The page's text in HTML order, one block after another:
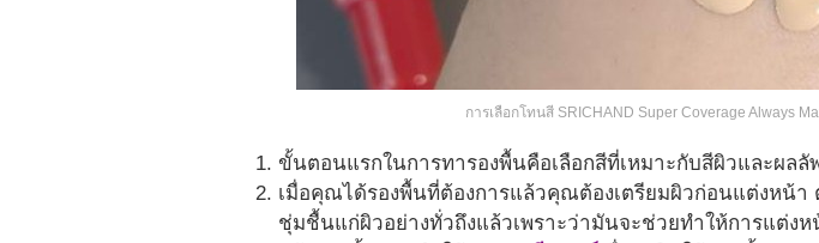
การเลือกโทนสี SRICHAND Super Coverage Always
ขั้นตอนแรกในการทารองพื้นคือเลือกสีที่เหมาะกับสีผิวและผลลั
เมื่อคุณได้รองพื้นที่ต้องการแล้วคุณต้องเตรียมผิวก่อนแต่งหน้
ชุ่มชื้นแก่ผิวอย่างทั่วถึงแล้วเพราะว่ามันจะช่วยทำให้การแต่ง